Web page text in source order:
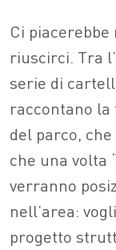
Ci
riuscirci. Tra
serie di
raccontano
del parco,
che una volta
verranno
nell’area:
progetto